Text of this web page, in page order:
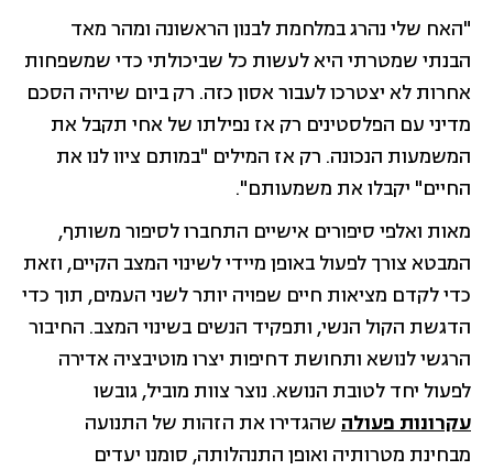
"האח שלי נהרג במלחמת לבנון הראשונה ומהר מאד
הבנתי שמטרתי היא לעשות כל שביכולתי כדי שמשפחות
אחרות לא יצטרכו לעבור אסון כזה. רק ביום שיהיה הסכם
מדיני עם הפלסטינים רק אז נפילתו של אחי תקבל את
המשמעות הנכונה. רק אז המילים "במותם ציוו לנו את
החיים" יקבלו את משמעותם".
מאות ואלפי סיפורים אישיים התחברו לסיפור משותף,
המבטא צורך לפעול באופן מיידי לשינוי המצב הקיים, וזאת
כדי לקדם מציאות חיים שפויה יותר לשני העמים, תוך כדי
הדגשת הקול הנשי, ותפקיד הנשים בשינוי המצב. החיבור
הרגשי לנושא ותחושת דחיפות יצרו מוטיבציה אדירה
לפעול יחד לטובת הנושא. נוצר צוות מוביל, גובשו
עקרונות פעולה שהגדירו את הזהות של התנועה
מבחינת מטרותיה ואופן התנהלותה, סומנו יעדים